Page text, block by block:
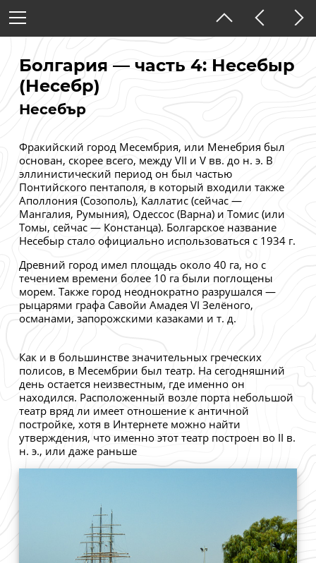
Болгария — часть 4: Несебыр
(Несебр)
Несебър
Фракийский город Месембрия, или Менебрия был
основан, скорее всего, между VII и V вв. до н. э. В
эллинистический период он был частью
Понтийского пентаполя, в который входили также
Аполлония (Созополь), Каллатис (сейчас —
Мангалия, Румыния), Одессос (Варна) и Томис (или
Томы, сейчас — Констанца). Болгарское название
Несебыр стало официально использоваться с 1934 г.
Древний город имел площадь около 40 га, но с
течением времени более 10 га были поглощены
морем. Также город неоднократно разрушался —
рыцарями графа Савойи Амадея VI Зелёного,
османами, запорожскими казаками и т. д.
Как и в большинстве значительных греческих
полисов, в Месембрии был театр. На сегодняшний
день остается неизвестным, где именно он
находился. Расположенный возле порта небольшой
театр вряд ли имеет отношение к античной
постройке, хотя в Интернете можно найти
утверждения, что именно этот театр построен во II в.
н. э., или даже раньше